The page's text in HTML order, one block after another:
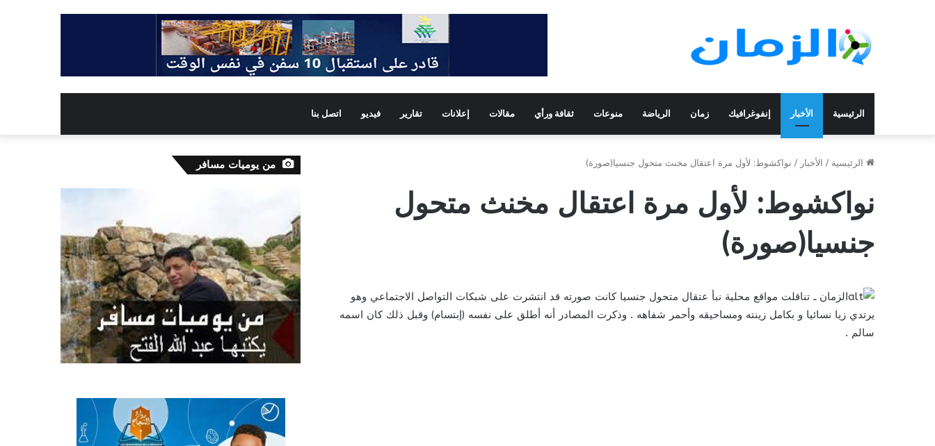
الرئيسية الأخبار إنفوغرافيك زمان الرياضة منوعات ثقافة ورأي مقالات إعلانات تقارير فيديو اتصل بنا
الرئيسية / الأخبار / نواكشوط: لأول مرة اعتقال مخنث متحول جنسيا(صورة)
نواكشوط: لأول مرة اعتقال مخنث متحول
جنسيا(صورة)
الزمان ـ تناقلت مواقع محلية نبأ عتقال متحول جنسيا كانت صورته قد انتشرت على شبكات التواصل الاجتماعي وهو
يرتدي زيا نسائيا و بكامل زينته ومساحيقه وأحمر شفاهه . وذكرت المصادر أنه أطلق على نفسه (إبتسام) وقبل ذلك كان اسمه
سالم .
من يوميات مسافر